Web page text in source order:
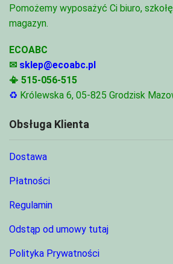
Pomożemy wyposażyć Ci biuro,
magazyn.
ECOABC
✉ sklep@ecoabc.pl
📳 515-056-515
♻ Królewska 6, 05-825 Grodzisk
Obsługa Klienta
Dostawa
Płatności
Regulamin
Odstąp od umowy tutaj
Polityka Prywatności